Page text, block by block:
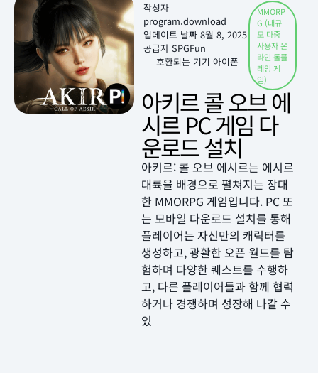
작성자
program.download
업데이트 날짜 8월 8, 2025
공급자 SPGFun
호환되는 기기 아이폰
MMORP
G (대규
모 다중
사용자 온
라인 롤플
레잉 게
임)
아키르 콜 오브 에
시르 PC 게임 다
운로드 설치
아키르: 콜 오브 에시르는 에시르
대륙을 배경으로 펼쳐지는 장대
한 MMORPG 게임입니다. PC 또
는 모바일 다운로드 설치를 통해
플레이어는 자신만의 캐릭터를
생성하고, 광활한 오픈 월드를 탐
험하며 다양한 퀘스트를 수행하
고, 다른 플레이어들과 함께 협력
하거나 경쟁하며 성장해 나갈 수
있